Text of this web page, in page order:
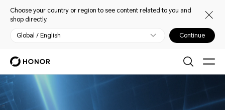
Choose your country or region to see content related to you and
shop directly.
Global / English Continue